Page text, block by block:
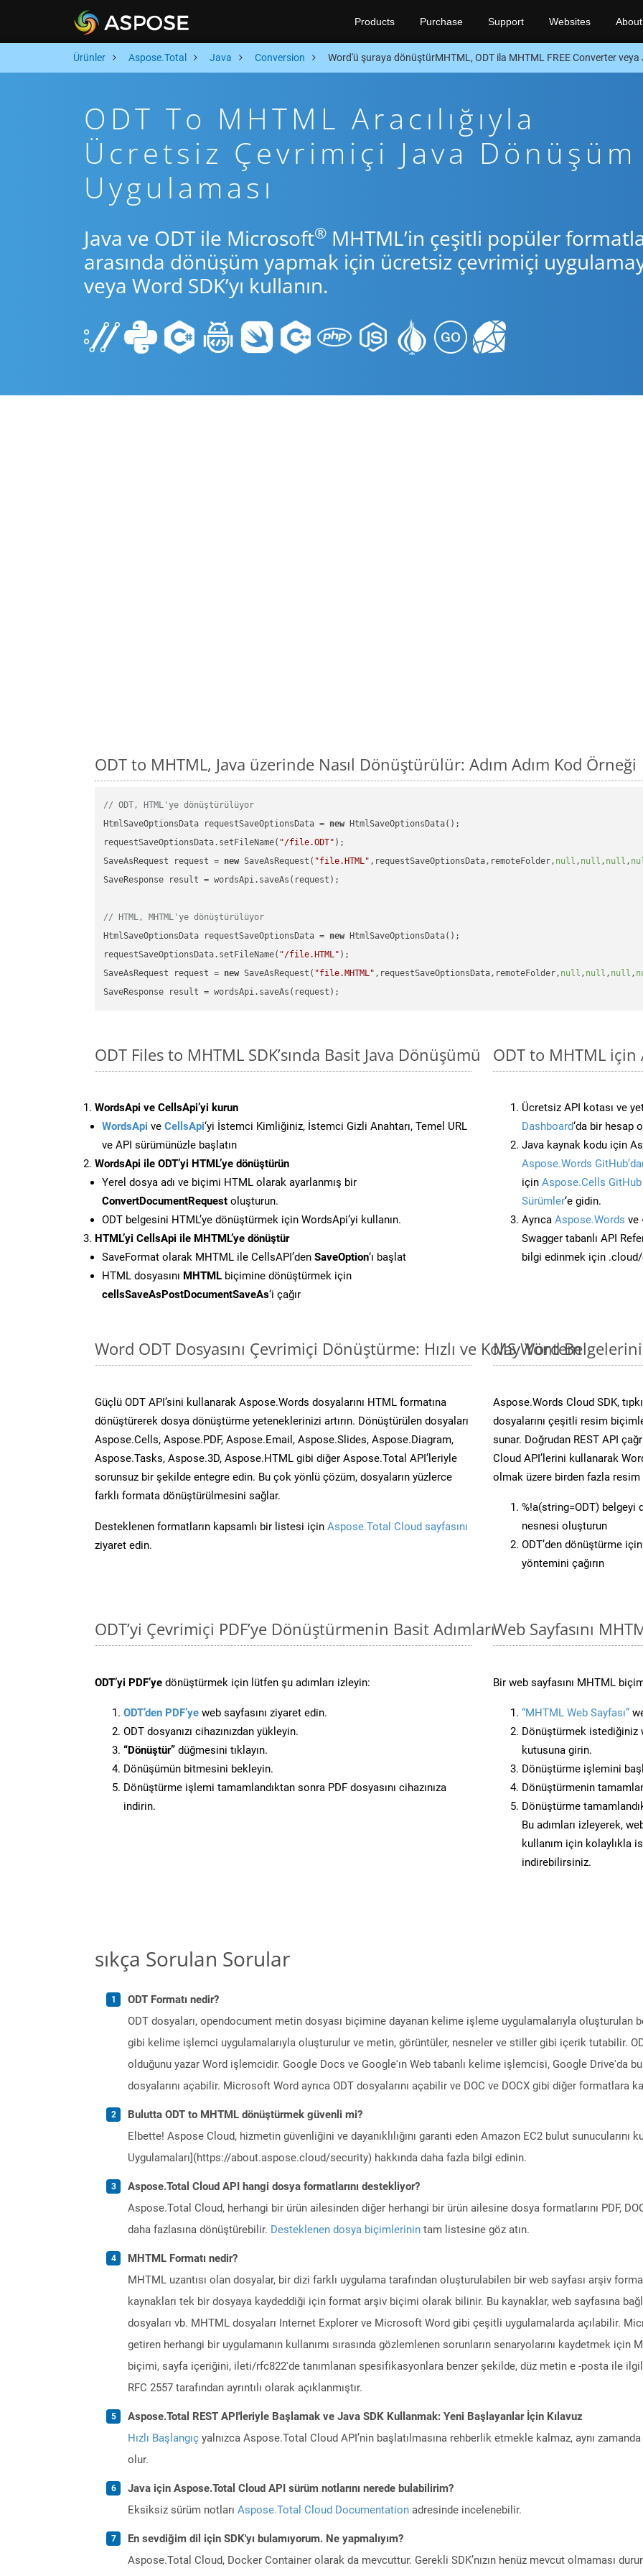
Products Purchase Support Websites About
Ürünler Aspose.Total Java Conversion Word'ü şuraya dönüştürMHTML, ODT ila MHTML FREE Converter veya
ODT To MHTML Aracılığıyla
Ücretsiz Çevrimiçi Java Dönüşüm
Uygulaması
Java ve ODT ile Microsoft® MHTML’in çeşitli popüler
arasında dönüşüm yapmak için ücretsiz çevrimiçi
veya Word SDK’yı kullanın.
ODT to MHTML, Java üzerinde Nasıl Dönüştürülür: Adım Adım Kod Örneği
// ODT, HTML'ye dönüştürülüyor
HtmlSaveOptionsData requestSaveOptionsData = new HtmlSaveOptionsData();
requestSaveOptionsData.setFileName( "/file.ODT" );
SaveAsRequest request = new SaveAsRequest( "file.HTML" ,requestSaveOptionsData,remoteFolder, null , null , null ,
SaveResponse result = wordsApi.saveAs(request);
// HTML, MHTML'ye dönüştürülüyor
HtmlSaveOptionsData requestSaveOptionsData = new HtmlSaveOptionsData();
requestSaveOptionsData.setFileName( "/file.HTML" );
SaveAsRequest request = new SaveAsRequest( "file.MHTML" ,requestSaveOptionsData,remoteFolder, null , null , null ,
ODT Files to MHTML SDK’sında Basit Java Dönüşümü
WordsApi ve CellsApi’yi kurun
WordsApi ve CellsApi‘yi İstemci Kimliğiniz, İstemci Gizli Anahtarı, Temel URL
ve API sürümünüzle başlatın
WordsApi ile ODT’yi HTML’ye dönüştürün
Yerel dosya adı ve biçimi HTML olarak ayarlanmış bir
ConvertDocumentRequest oluşturun.
ODT belgesini HTML’ye dönüştürmek için WordsApi’yi kullanın.
HTML’yi CellsApi ile MHTML’ye dönüştür
SaveFormat olarak MHTML ile CellsAPI’den SaveOption‘ı başlat
HTML dosyasını MHTML biçimine dönüştürmek için
cellsSaveAsPostDocumentSaveAs‘i çağır
ODT to MHTML için
Ücretsiz API kotası ve
Dashboard‘da bir hesap
Java kaynak kodu için
Aspose.Words
için Aspose.Cells GitHub
Sürümler‘e gidin.
Ayrıca Aspose.Words ve
Swagger tabanlı API
bilgi edinmek için
Word ODT Dosyasını Çevrimiçi Dönüştürme: Hızlı ve Kolay Yöntem
Güçlü ODT API’sini kullanarak Aspose.Words dosyalarını HTML formatına
dönüştürerek dosya dönüştürme yeteneklerinizi artırın. Dönüştürülen dosyaları
Aspose.Cells, Aspose.PDF, Aspose.Email, Aspose.Slides, Aspose.Diagram,
Aspose.Tasks, Aspose.3D, Aspose.HTML gibi diğer Aspose.Total API’leriyle
sorunsuz bir şekilde entegre edin. Bu çok yönlü çözüm, dosyaların yüzlerce
farklı formata dönüştürülmesini sağlar.
Desteklenen formatların kapsamlı bir listesi için Aspose.Total Cloud sayfasını
ziyaret edin.
MS Word
Aspose.Words Cloud SDK,
dosyalarını çeşitli resim
sunar. Doğrudan REST API
Cloud API’lerini kullanarak
olmak üzere birden fazla
%!a(string=ODT) belgeyi
nesnesi oluşturun
ODT’den dönüştürme
yöntemini çağırın
ODT’yi Çevrimiçi PDF’ye Dönüştürmenin Basit Adımları
ODT’yi PDF’ye dönüştürmek için lütfen şu adımları izleyin:
ODT’den PDF’ye web sayfasını ziyaret edin.
ODT dosyanızı cihazınızdan yükleyin.
“Dönüştür” düğmesini tıklayın.
Dönüşümün bitmesini bekleyin.
Dönüştürme işlemi tamamlandıktan sonra PDF dosyasını cihazınıza
indirin.
Web Sayfasını
Bir web sayfasını MHTML
“MHTML Web Sayfası”
Dönüştürmek istediğiniz
kutusuna girin.
Dönüştürme işlemini
Dönüştürmenin
Dönüştürme
Bu adımları izleyerek,
kullanım için kolaylıkla
indirebilirsiniz.
sıkça Sorulan Sorular
ODT Formatı nedir?
ODT dosyaları, opendocument metin dosyası biçimine dayanan kelime işleme uygulamalarıyla oluşturulan
gibi kelime işlemci uygulamalarıyla oluşturulur ve metin, görüntüler, nesneler ve stiller gibi içerik tutabilir.
olduğunu yazar Word işlemcidir. Google Docs ve Google'ın Web tabanlı kelime işlemcisi, Google Drive'da
dosyalarını açabilir. Microsoft Word ayrıca ODT dosyalarını açabilir ve DOC ve DOCX gibi diğer formatlara
Bulutta ODT to MHTML dönüştürmek güvenli mi?
Elbette! Aspose Cloud, hizmetin güvenliğini ve dayanıklılığını garanti eden Amazon EC2 bulut sunucularını
Uygulamaları](https://about.aspose.cloud/security) hakkında daha fazla bilgi edinin.
Aspose.Total Cloud API hangi dosya formatlarını destekliyor?
Aspose.Total Cloud, herhangi bir ürün ailesinden diğer herhangi bir ürün ailesine dosya formatlarını PDF,
daha fazlasına dönüştürebilir. Desteklenen dosya biçimlerinin tam listesine göz atın.
MHTML Formatı nedir?
MHTML uzantısı olan dosyalar, bir dizi farklı uygulama tarafından oluşturulabilen bir web sayfası arşiv
kaynakları tek bir dosyaya kaydeddiği için format arşiv biçimi olarak bilinir. Bu kaynaklar, web sayfasına
dosyaları vb. MHTML dosyaları Internet Explorer ve Microsoft Word gibi çeşitli uygulamalarda açılabilir.
getiren herhangi bir uygulamanın kullanımı sırasında gözlemlenen sorunların senaryolarını kaydetmek
biçimi, sayfa içeriğini, ileti/rfc822'de tanımlanan spesifikasyonlara benzer şekilde, düz metin e -posta ile
RFC 2557 tarafından ayrıntılı olarak açıklanmıştır.
Aspose.Total REST API'leriyle Başlamak ve Java SDK Kullanmak: Yeni Başlayanlar İçin Kılavuz
Hızlı Başlangıç yalnızca Aspose.Total Cloud API’nin başlatılmasına rehberlik etmekle kalmaz, aynı
olur.
Java için Aspose.Total Cloud API sürüm notlarını nerede bulabilirim?
Eksiksiz sürüm notları Aspose.Total Cloud Documentation adresinde incelenebilir.
En sevdiğim dil için SDK'yı bulamıyorum. Ne yapmalıyım?
Aspose.Total Cloud, Docker Container olarak da mevcuttur. Gerekli SDK’nızın henüz mevcut olmaması